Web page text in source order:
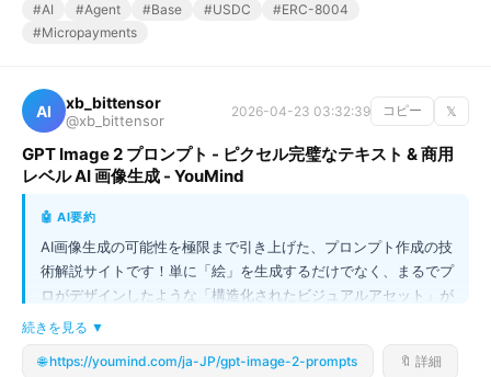
されたアカウンタビリティ（保証金）による不正防止機構を導入
しています。開発者向けには、CLI、SDK、Scaffolderといった
代のワークフローを実現します。
#AI #Agent #Base #USDC
#ERC-8004
#Micropayments
AI xb_bittensor
@xb_bittensor
2026-04-23 03:32:39 コピー 𝕏
GPT Image 2 プロンプト - ピクセル完璧なテキスト & 商用
レベル AI 画像生成 - YouMind
🤖 AI要約
AI画像生成の可能性を極限まで引き上げた、プロンプト作成の技
術解説サイトです！単に「絵」を生成するだけでなく、まるでプ
ロがデザインしたような「構造化されたビジュアルアセット」が
作れます。例えば、製品のパーツを詳細に解説する「分解図ポス
ター」や、観光地の情報を盛り込んだ「手描き風グルメマップ」
など、レイアウト、キャッチコピー、凡例まで細かく指定できる
続きを見る ▼
🌐 https://youmind.com/ja-JP/gpt-image-2-prompts 🔖 詳細